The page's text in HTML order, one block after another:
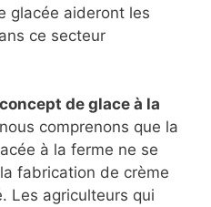
glacée aideront les
ce secteur
concept de glace à la
comprenons que la
à la ferme ne se
fabrication de crème
Les agriculteurs qui